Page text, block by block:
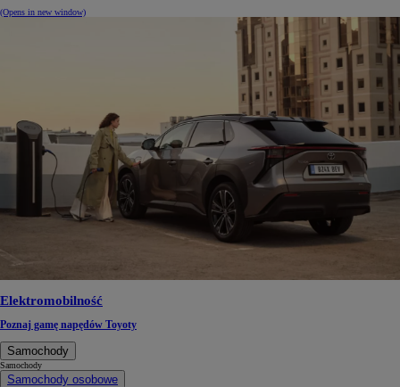
(Opens in new window)
Elektromobilność
Poznaj gamę napędów Toyoty
Samochody
Samochody
Samochody osobowe